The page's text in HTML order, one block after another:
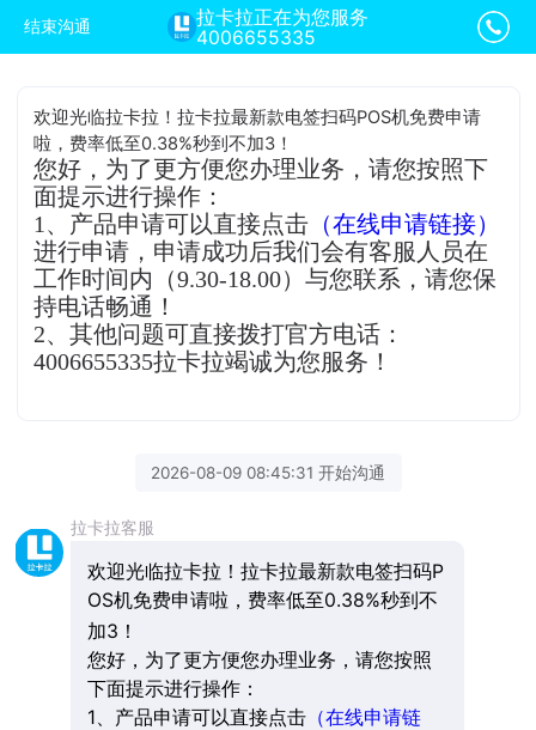
结束沟通
拉卡拉正在为您服务
4006655335
欢迎光临拉卡拉！拉卡拉最新款电签扫码POS机免费申请
啦，费率低至0.38%秒到不加3！
您好，为了更方便您办理业务，请您按照下
面提示进行操作：
1、产品申请可以直接点击 （在线申请链接）
进行申请，申请成功后我们会有客服人员在
工作时间内（9.30-18.00）与您联系，请您保
持电话畅通！
2、其他问题可直接拨打官方电话：
4006655335拉卡拉竭诚为您服务！
2026-08-09 08:45:31 开始沟通
拉卡拉客服
欢迎光临拉卡拉！拉卡拉最新款电签扫码P
OS机免费申请啦，费率低至0.38%秒到不
加3！
您好，为了更方便您办理业务，请您按照
下面提示进行操作：
1、产品申请可以直接点击（在线申请链